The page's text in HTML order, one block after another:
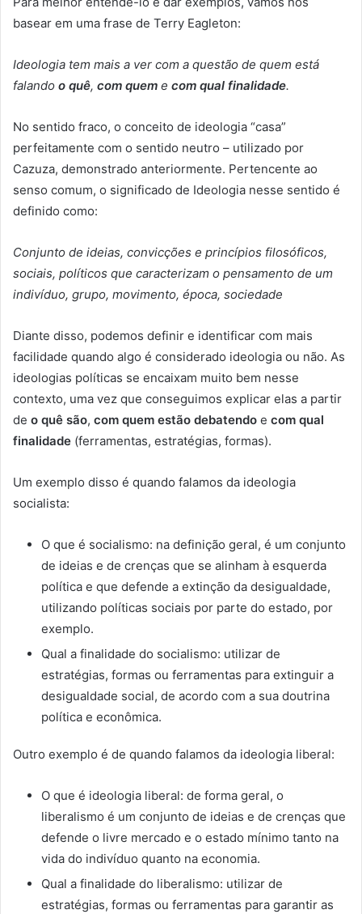
basear em uma frase de Terry Eagleton:
Ideologia tem mais a ver com a questão de quem está
falando o quê, com quem e com qual finalidade.
No sentido fraco, o conceito de ideologia “casa”
perfeitamente com o sentido neutro – utilizado por
Cazuza, demonstrado anteriormente. Pertencente ao
senso comum, o significado de Ideologia nesse sentido é
definido como:
Conjunto de ideias, convicções e princípios filosóficos,
sociais, políticos que caracterizam o pensamento de um
indivíduo, grupo, movimento, época, sociedade
Diante disso, podemos definir e identificar com mais
facilidade quando algo é considerado ideologia ou não. As
ideologias políticas se encaixam muito bem nesse
contexto, uma vez que conseguimos explicar elas a partir
de o quê são, com quem estão debatendo e com qual
finalidade (ferramentas, estratégias, formas).
Um exemplo disso é quando falamos da ideologia
socialista:
O que é socialismo: na definição geral, é um conjunto
de ideias e de crenças que se alinham à esquerda
política e que defende a extinção da desigualdade,
utilizando políticas sociais por parte do estado, por
exemplo.
Qual a finalidade do socialismo: utilizar de
estratégias, formas ou ferramentas para extinguir a
desigualdade social, de acordo com a sua doutrina
política e econômica.
Outro exemplo é de quando falamos da ideologia liberal:
O que é ideologia liberal: de forma geral, o
liberalismo é um conjunto de ideias e de crenças que
defende o livre mercado e o estado mínimo tanto na
vida do indivíduo quanto na economia.
Qual a finalidade do liberalismo: utilizar de
estratégias, formas ou ferramentas para garantir as